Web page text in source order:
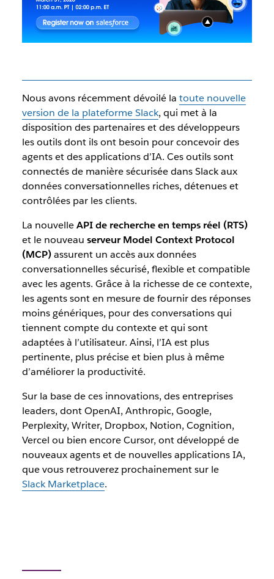
Nous avons récemment dévoilé la toute nouvelle
version de la plateforme Slack, qui met à la
disposition des partenaires et des développeurs
les outils dont ils ont besoin pour concevoir des
agents et des applications d’IA. Ces outils sont
connectés de manière sécurisée dans Slack aux
données conversationnelles riches, détenues et
contrôlées par les clients.
La nouvelleAPI de recherche en temps réel (RTS)
et le nouveau serveur Model Context Protocol
(MCP)assurent un accès aux données
conversationnelles sécurisé, flexible et compatible
avec les agents. Grâce à la richesse de ce contexte,
les agents sont en mesure de fournir des réponses
moins génériques, pour des conversations qui
tiennent compte du contexte et qui sont
adaptées à l’utilisateur. Ainsi, l’IA est plus
pertinente, plus précise et bien plus à même
d’améliorer la productivité.
Sur la base de ces innovations, des entreprises
leaders, dont OpenAI, Anthropic, Google,
Perplexity, Writer, Dropbox, Notion, Cognition,
Vercel ou bien encore Cursor, ont développé de
nouveaux agents et de nouvelles applications IA,
que vous retrouverez prochainement sur le
Slack Marketplace.